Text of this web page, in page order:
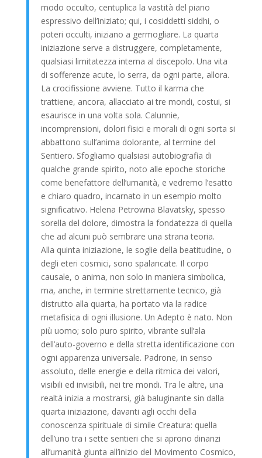
modo occulto, centuplica la vastità del piano
espressivo dell’iniziato; qui, i cosiddetti siddhi, o
poteri occulti, iniziano a germogliare. La quarta
iniziazione serve a distruggere, completamente,
qualsiasi limitatezza interna al discepolo. Una vita
di sofferenze acute, lo serra, da ogni parte, allora.
La crocifissione avviene. Tutto il karma che
trattiene, ancora, allacciato ai tre mondi, costui, si
esaurisce in una volta sola. Calunnie,
incomprensioni, dolori fisici e morali di ogni sorta si
abbattono sull’anima dolorante, al termine del
Sentiero. Sfogliamo qualsiasi autobiografia di
qualche grande spirito, noto alle epoche storiche
come benefattore dell’umanità, e vedremo l’esatto
e chiaro quadro, incarnato in un esempio molto
significativo. Helena Petrowna Blavatsky, spesso
sorella del dolore, dimostra la fondatezza di quella
che ad alcuni può sembrare una strana teoria.
Alla quinta iniziazione, le soglie della beatitudine, o
degli eteri cosmici, sono spalancate. Il corpo
causale, o anima, non solo in maniera simbolica,
ma, anche, in termine strettamente tecnico, già
distrutto alla quarta, ha portato via la radice
metafisica di ogni illusione. Un Adepto è nato. Non
più uomo; solo puro spirito, vibrante sull’ala
dell’auto-governo e della stretta identificazione con
ogni apparenza universale. Padrone, in senso
assoluto, delle energie e della ritmica dei valori,
visibili ed invisibili, nei tre mondi. Tra le altre, una
realtà inizia a mostrarsi, già baluginante sin dalla
quarta iniziazione, davanti agli occhi della
conoscenza spirituale di simile Creatura: quella
dell’uno tra i sette sentieri che si aprono dinanzi
all’umanità giunta all’inizio del Movimento Cosmico,